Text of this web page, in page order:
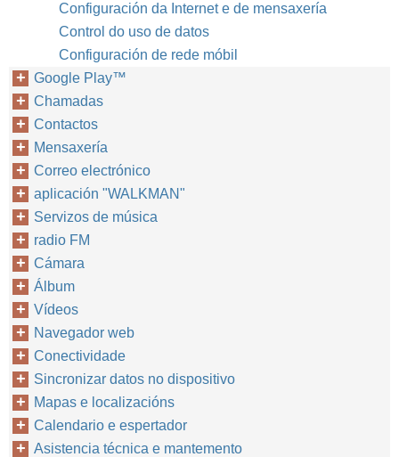
Configuración da Internet e de mensaxería
Control do uso de datos
Configuración de rede móbil
Google Play™‎
Chamadas
Contactos
Mensaxería
Correo electrónico
aplicación "WALKMAN"
Servizos de música
radio FM
Cámara
Álbum
Vídeos
Navegador web
Conectividade
Sincronizar datos no dispositivo
Mapas e localizacións
Calendario e espertador
Asistencia técnica e mantemento